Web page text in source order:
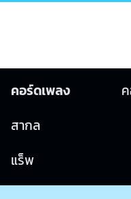
คอร์ดเพลง
สากล
แร็พ